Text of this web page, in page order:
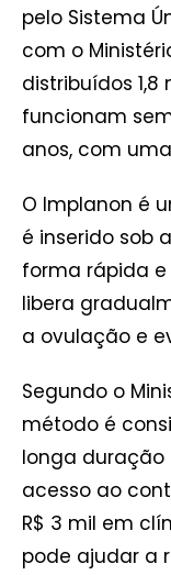
pelo Sistema
com o
distribuídos
funcionam
anos, com
O Implanon é
é inserido sob
forma rápida e
libera
a ovulação e
Segundo o
método é
longa duração
acesso ao
R$ 3 mil em
pode ajudar a